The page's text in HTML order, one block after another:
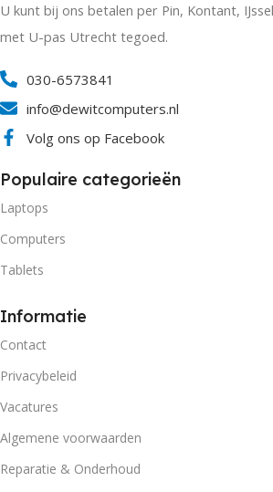
U kunt bij ons betalen per Pin, Kontant,
met U-pas Utrecht tegoed.
030-6573841
info@dewitcomputers.nl
Volg ons op Facebook
Populaire categorieën
Laptops
Computers
Tablets
Informatie
Contact
Privacybeleid
Vacatures
Algemene voorwaarden
Reparatie & Onderhoud